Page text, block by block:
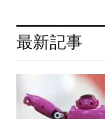
最新記事